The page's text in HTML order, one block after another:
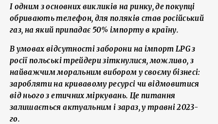
І одним з основних викликів на ринку, де покупці
обривають телефон, для поляків став російський
газ, на який припадає 50% імпорту в країну.
В умовах відсутності заборони на імпорт LPG з
росії польські трейдери зіткнулися, можливо, з
найважчим моральним вибором у своєму бізнесі:
заробляти на кривавому ресурсі чи відмовитися
від нього з етичних міркувань. Це питання
залишається актуальним і зараз, у травні 2023-
го.